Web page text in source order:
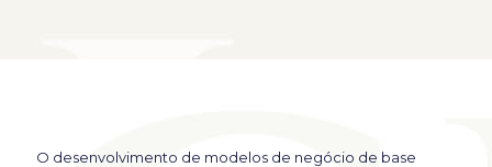
O desenvolvimento de modelos de negócio de base